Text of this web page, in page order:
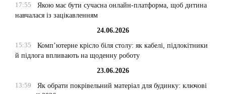
17:55
Якою має бути сучасна онлайн-платформа, щоб дитина
навчалася із зацікавленням
24.06.2026
15:35
Комп’ютерне крісло біля столу: як кабелі, підлокітники
й підлога впливають на щоденну роботу
23.06.2026
13:59
Як обрати покрівельний матеріал для будинку: ключові